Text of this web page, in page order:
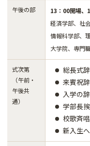
午後の部
13：00開場、
経済学部、社
情報科学部、
大学院、専門
式次第
（午前・
午後共
通）
総長式辞
来賓祝辞
入学の辞
学部長
校歌斉唱
新入生